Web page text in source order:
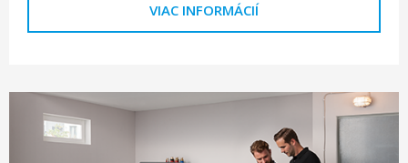
VIAC INFORMÁCIÍ